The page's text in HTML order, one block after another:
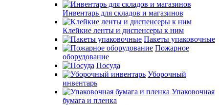
Инвентарь для складов и магазинов
Клейкие ленты и диспенсеры к ним
Пакеты упаковочные
Пожарное
оборудование
Посуда
Уборочный
инвентарь
Упаковочная
бумага и пленка